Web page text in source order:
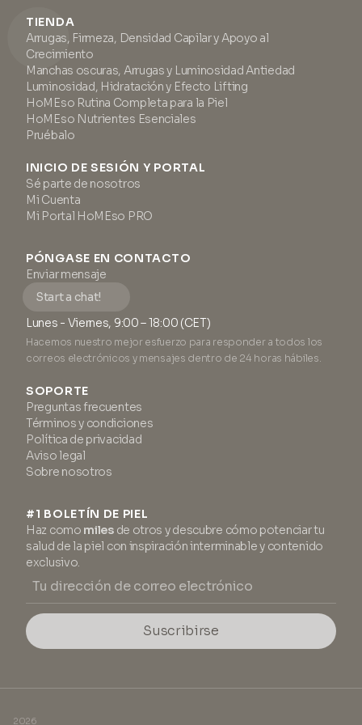
TIENDA
Arrugas, Firmeza, Densidad Capilar y Apoyo al
Crecimiento
Manchas oscuras, Arrugas y Luminosidad Antiedad
Luminosidad, Hidratación y Efecto Lifting
HoMEso Rutina Completa para la Piel
HoMEso Nutrientes Esenciales
Pruébalo
INICIO DE SESIÓN Y PORTAL
Sé parte de nosotros
Mi Cuenta
Mi Portal HoMEso PRO
PÓNGASE EN CONTACTO
Enviar mensaje
Start a chat!
Lunes - Viernes, 9:00 – 18:00 (CET)
Hacemos nuestro mejor esfuerzo para responder a todos los
correos electrónicos y mensajes dentro de 24 horas hábiles.
SOPORTE
Preguntas frecuentes
Términos y condiciones
Política de privacidad
Aviso legal
Sobre nosotros
#1 BOLETÍN DE PIEL
Haz como milesde otros y descubre cómo potenciar tu
salud de la piel con inspiración interminable y contenido
exclusivo.
Suscribirse
2026